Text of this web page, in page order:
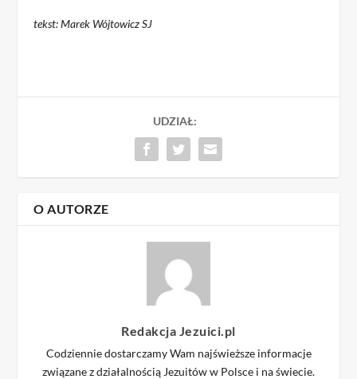
tekst: Marek Wójtowicz SJ
UDZIAŁ:
O AUTORZE
Redakcja Jezuici.pl
Codziennie dostarczamy Wam najświeższe informacje
związane z działalnością Jezuitów w Polsce i na świecie.